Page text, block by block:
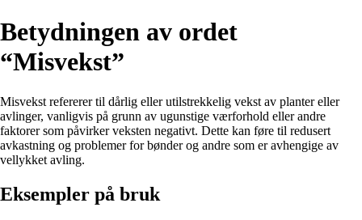
Betydningen av ordet
“Misvekst”
Misvekst refererer til dårlig eller utilstrekkelig vekst av planter eller
avlinger, vanligvis på grunn av ugunstige værforhold eller andre
faktorer som påvirker veksten negativt. Dette kan føre til redusert
avkastning og problemer for bønder og andre som er avhengige av
vellykket avling.
Eksempler på bruk